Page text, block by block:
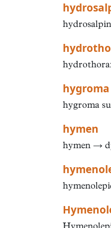
hygroma
hymen
hymen →